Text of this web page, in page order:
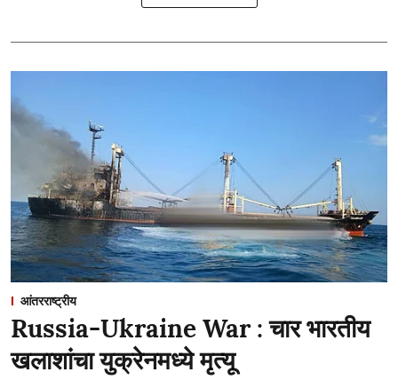
आंतरराष्ट्रीय
Russia-Ukraine War : चार भारतीय
खलाशांचा युक्रेनमध्ये मृत्यू